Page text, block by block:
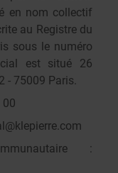
en nom collectif
au Registre du
sous le numéro
est situé 26
- 75009 Paris.
00
: